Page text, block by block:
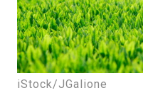
iStock/JGalione